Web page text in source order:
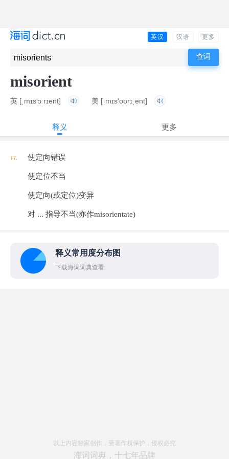
英汉 汉语 更多
misorient
英 [ˌmɪs'ɔːrɪent] 美 [ˌmɪs'oʊrɪˌent]
释义 更多
vt. 使定向错误
使定位不当
使定向(或定位)变异
对 ... 指导不当(亦作misorientate)
释义常用度分布图
下载海词词典查看
以上内容独家创作，受著作权保护，侵权必究
海词词典，十七年品牌